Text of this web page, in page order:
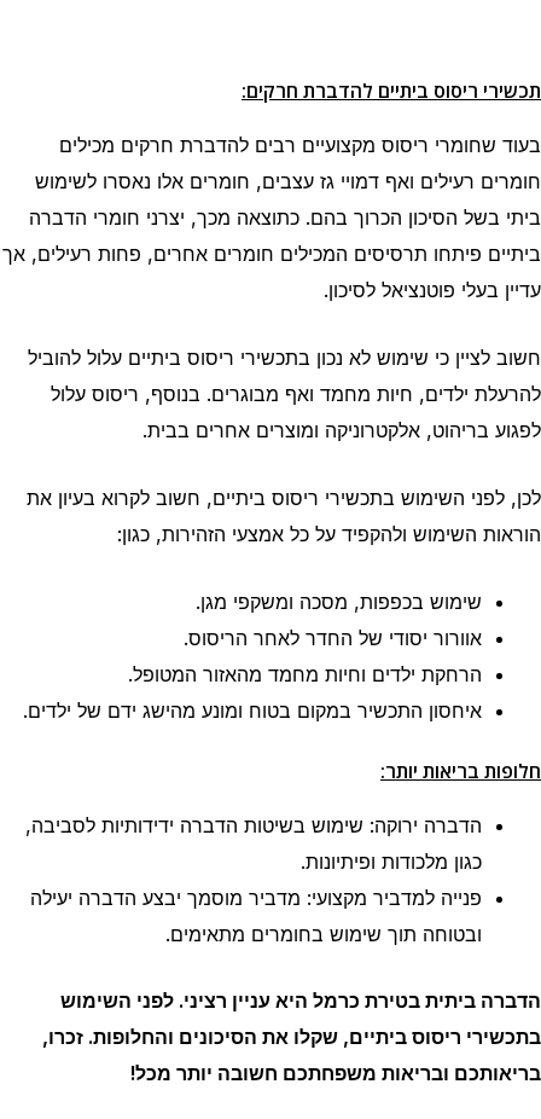
תכשירי ריסוס ביתיים להדברת חרקים:
בעוד שחומרי ריסוס מקצועיים רבים להדברת חרקים מכילים
חומרים רעילים ואף דמויי גז עצבים, חומרים אלו נאסרו לשימוש
ביתי בשל הסיכון הכרוך בהם. כתוצאה מכך, יצרני חומרי הדברה
ביתיים פיתחו תרסיסים המכילים חומרים אחרים, פחות רעילים, אך
עדיין בעלי פוטנציאל לסיכון.
חשוב לציין כי שימוש לא נכון בתכשירי ריסוס ביתיים עלול להוביל
להרעלת ילדים, חיות מחמד ואף מבוגרים. בנוסף, ריסוס עלול
לפגוע בריהוט, אלקטרוניקה ומוצרים אחרים בבית.
לכן, לפני השימוש בתכשירי ריסוס ביתיים, חשוב לקרוא בעיון את
הוראות השימוש ולהקפיד על כל אמצעי הזהירות, כגון:
שימוש בכפפות, מסכה ומשקפי מגן.
אוורור יסודי של החדר לאחר הריסוס.
הרחקת ילדים וחיות מחמד מהאזור המטופל.
איחסון התכשיר במקום בטוח ומונע מהישג ידם של ילדים.
חלופות בריאות יותר:
הדברה ירוקה: שימוש בשיטות הדברה ידידותיות לסביבה,
כגון מלכודות ופיתיונות.
פנייה למדביר מקצועי: מדביר מוסמך יבצע הדברה יעילה
ובטוחה תוך שימוש בחומרים מתאימים.
הדברה ביתית בטירת כרמל היא עניין רציני. לפני השימוש
בתכשירי ריסוס ביתיים, שקלו את הסיכונים והחלופות. זכרו,
בריאותכם ובריאות משפחתכם חשובה יותר מכל!